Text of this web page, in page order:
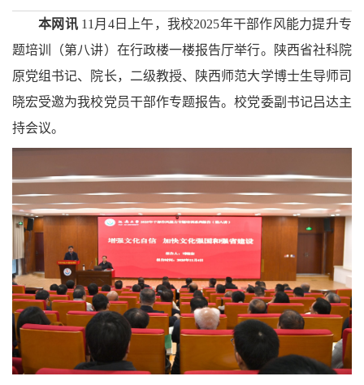
本网讯11月4日上午，我校2025年干部作风能力提升专
题培训（第八讲）在行政楼一楼报告厅举行。陕西省社科院
原党组书记、院长，二级教授、陕西师范大学博士生导师司
晓宏受邀为我校党员干部作专题报告。校党委副书记吕达主
持会议。